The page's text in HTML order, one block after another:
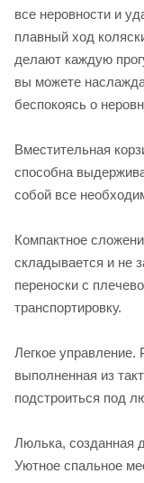
все неровности и
плавный ход
делают каждую
вы можете
беспокоясь о
Вместительная
способна
собой все
Компактное
складывается и не
переноски с
транспортировку.
Легкое управление.
выполненная из
подстроиться под
Люлька, созданная
Уютное спальное